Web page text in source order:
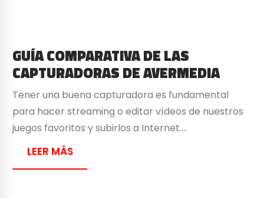
GUÍA COMPARATIVA DE LAS
CAPTURADORAS DE AVERMEDIA
Tener una buena capturadora es fundamental
para hacer streaming o editar vídeos de nuestros
juegos favoritos y subirlos a Internet….
LEER MÁS